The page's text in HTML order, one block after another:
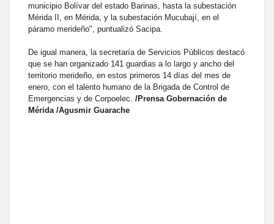
municipio Bolívar del estado Barinas, hasta la subestación
Mérida II, en Mérida, y la subestación Mucubají, en el
páramo merideño", puntualizó Sacipa.
De igual manera, la secretaría de Servicios Públicos destacó
que se han organizado 141 guardias a lo largo y ancho del
territorio merideño, en estos primeros 14 días del mes de
enero, con el talento humano de la Brigada de Control de
Emergencias y de Corpoelec. /Prensa Gobernación de
Mérida /Agusmir Guarache